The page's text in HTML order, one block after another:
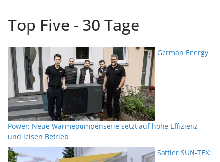
Top Five - 30 Tage
German Energy
Power: Neue Wärmepumpenserie setzt auf hohe Effizienz
und leisen Betrieb
Sattler SUN-TEX: